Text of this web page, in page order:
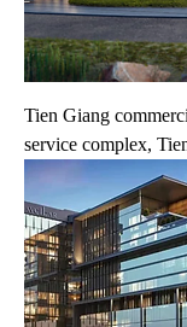
Tien Giang
service complex,